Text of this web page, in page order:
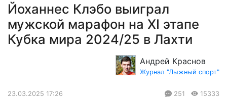
Йоханнес Клэбо выиграл
мужской марафон на XI этапе
Кубка мира 2024/25 в Лахти
Андрей Краснов
Журнал "Лыжный спорт"
23.03.2025 17:26 251 15333